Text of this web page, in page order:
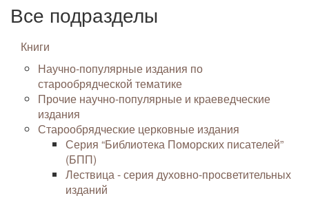
Все подразделы
Книги
Научно-популярные издания по
старообрядческой тематике
Прочие научно-популярные и краеведческие
издания
Старообрядческие церковные издания
Серия “Библиотека Поморских писателей”
(БПП)
Лествица - серия духовно-просветительных
изданий